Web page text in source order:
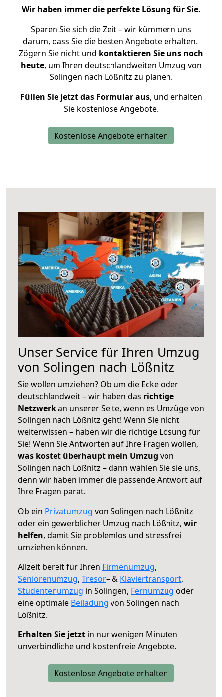
Wir haben immer die perfekte Lösung für Sie.
Sparen Sie sich die Zeit – wir kümmern uns
darum, dass Sie die besten Angebote erhalten.
Zögern Sie nicht und kontaktieren Sie uns noch
heute, um Ihren deutschlandweiten Umzug von
Solingen nach Lößnitz zu planen.
Füllen Sie jetzt das Formular aus, und erhalten
Sie kostenlose Angebote.
Kostenlose Angebote erhalten
Unser Service für Ihren Umzug
von Solingen nach Lößnitz
Sie wollen umziehen? Ob um die Ecke oder
deutschlandweit – wir haben das richtige
Netzwerkan unserer Seite, wenn es Umzüge von
Solingen nach Lößnitz geht! Wenn Sie nicht
weiterwissen – haben wir die richtige Lösung für
Sie! Wenn Sie Antworten auf Ihre Fragen wollen,
was kostet überhaupt mein Umzug von
Solingen nach Lößnitz – dann wählen Sie sie uns,
denn wir haben immer die passende Antwort auf
Ihre Fragen parat.
Ob ein Privatumzug von Solingen nach Lößnitz
oder ein gewerblicher Umzug nach Lößnitz, wir
helfen, damit Sie problemlos und stressfrei
umziehen können.
Allzeit bereit für Ihren Firmenumzug,
Seniorenumzug, Tresor– & Klaviertransport,
Studentenumzug in Solingen, Fernumzug oder
eine optimale Beiladung von Solingen nach
Lößnitz.
Erhalten Sie jetzt in nur wenigen Minuten
unverbindliche und kostenfreie Angebote.
Kostenlose Angebote erhalten